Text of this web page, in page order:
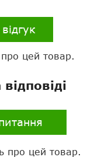
немає
є
є
звичайна
цей товар.
про цей товар.